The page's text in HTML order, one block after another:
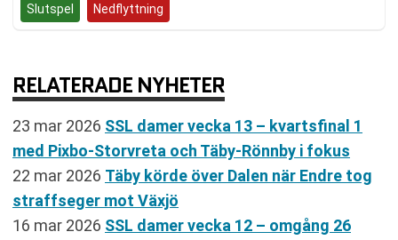
Slutspel Nedflyttning
RELATERADE NYHETER
23 mar 2026 SSL damer vecka 13 – kvartsfinal 1
med Pixbo-Storvreta och Täby-Rönnby i fokus
22 mar 2026 Täby körde över Dalen när Endre tog
straffseger mot Växjö
16 mar 2026 SSL damer vecka 12 – omgång 26